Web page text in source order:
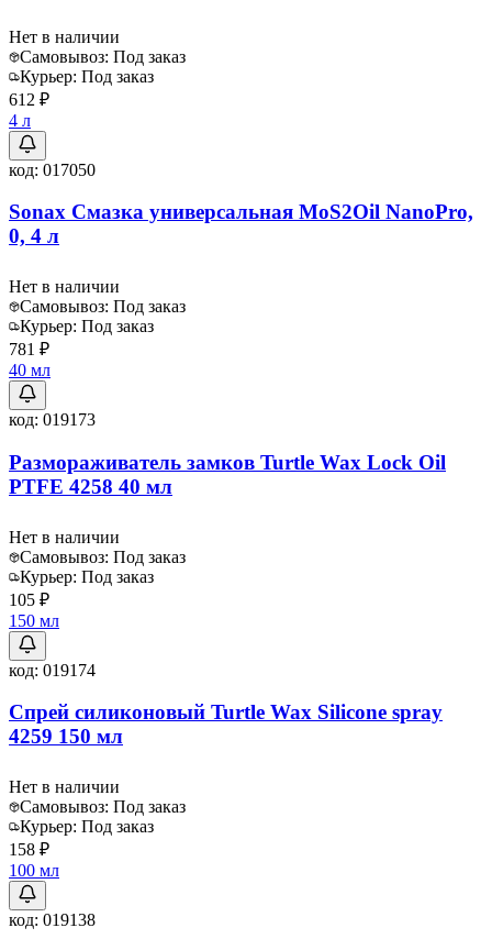
Нет в наличии
Самовывоз: Под заказ
Курьер: Под заказ
612 ₽
4 л
код: 017050
Sonax Смазка универсальная MoS2Oil NanoPro,
0, 4 л
Нет в наличии
Самовывоз: Под заказ
Курьер: Под заказ
781 ₽
40 мл
код: 019173
Размораживатель замков Turtle Wax Lock Oil
PTFE 4258 40 мл
Нет в наличии
Самовывоз: Под заказ
Курьер: Под заказ
105 ₽
150 мл
код: 019174
Спрей силиконовый Turtle Wax Silicone spray
4259 150 мл
Нет в наличии
Самовывоз: Под заказ
Курьер: Под заказ
158 ₽
100 мл
код: 019138